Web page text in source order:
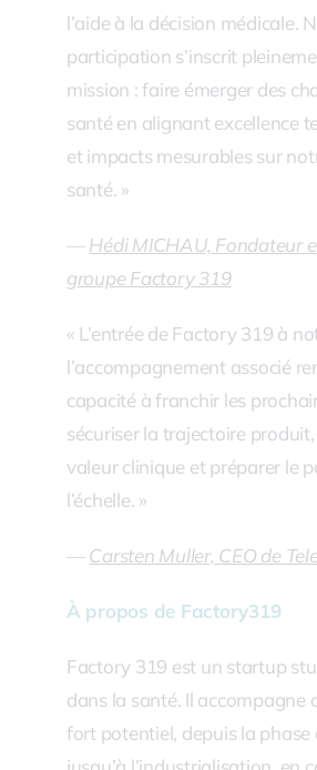
l’aide à la décision médicale.
participation s’inscrit
mission : faire émerger des
santé en alignant excellence
et impacts mesurables sur
santé. »
—Hédi MICHAU, Fondateur
groupe Factory 319
« L’entrée de Factory 319 à
l’accompagnement associé
capacité à franchir les
sécuriser la trajectoire
valeur clinique et préparer le
l’échelle. »
—Carsten Muller, CEO de
À propos de Factory319
Factory 319 est un startup
dans la santé. Il accompagne
fort potentiel, depuis la phase